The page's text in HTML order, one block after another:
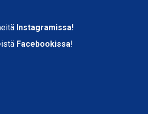
Instagramissa!
Facebookissa!